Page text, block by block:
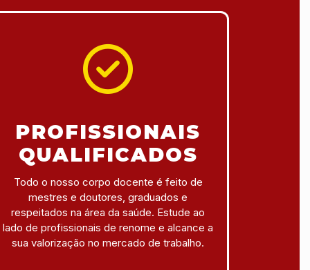
PROFISSIONAIS
QUALIFICADOS
Todo o nosso corpo docente é feito de
mestres e doutores, graduados e
respeitados na área da saúde. Estude ao
lado de profissionais de renome e alcance a
sua valorização no mercado de trabalho.